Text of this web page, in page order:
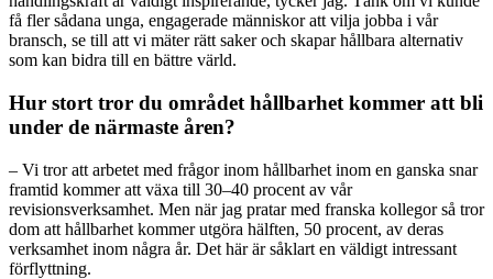
få fler sådana unga, engagerade människor att vilja jobba i vår
bransch, se till att vi mäter rätt saker och skapar hållbara alternativ
som kan bidra till en bättre värld.
Hur stort tror du området hållbarhet kommer att bli
under de närmaste åren?
– Vi tror att arbetet med frågor inom hållbarhet inom en ganska snar
framtid kommer att växa till 30–40 procent av vår
revisionsverksamhet. Men när jag pratar med franska kollegor så tror
dom att hållbarhet kommer utgöra hälften, 50 procent, av deras
verksamhet inom några år. Det här är såklart en väldigt intressant
förflyttning.